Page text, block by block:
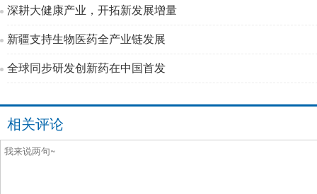
深耕大健康产业，开拓新发展增量
新疆支持生物医药全产业链发展
全球同步研发创新药在中国首发
相关评论